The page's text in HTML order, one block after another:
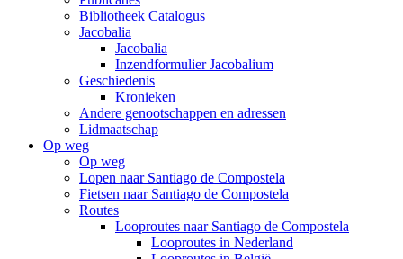
Bibliotheek Catalogus
Jacobalia
Jacobalia
Inzendformulier Jacobalium
Geschiedenis
Kronieken
Andere genootschappen en adressen
Lidmaatschap
Op weg
Op weg
Lopen naar Santiago de Compostela
Fietsen naar Santiago de Compostela
Routes
Looproutes naar Santiago de Compostela
Looproutes in Nederland